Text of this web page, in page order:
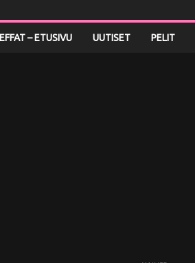
– ETUSIVU UUTISET PELIT